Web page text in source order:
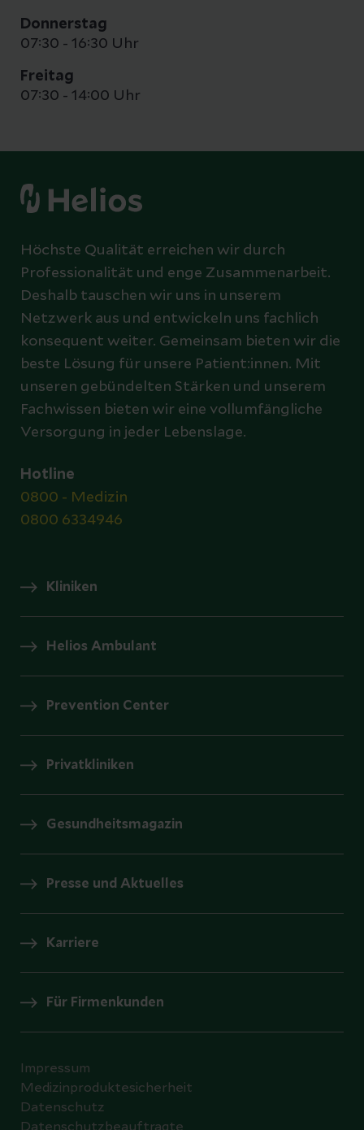
Donnerstag
07:30 - 16:30 Uhr
Freitag
07:30 - 14:00 Uhr
Höchste Qualität erreichen wir durch
Professionalität und enge Zusammenarbeit.
Deshalb tauschen wir uns in unserem
Netzwerk aus und entwickeln uns fachlich
konsequent weiter. Gemeinsam bieten wir die
beste Lösung für unsere Patient:innen. Mit
unseren gebündelten Stärken und unserem
Fachwissen bieten wir eine vollumfängliche
Versorgung in jeder Lebenslage.
Hotline
0800 - Medizin
0800 6334946
Kliniken
Helios Ambulant
Prevention Center
Privatkliniken
Gesundheitsmagazin
Presse und Aktuelles
Karriere
Für Firmenkunden
Impressum
Medizinproduktesicherheit
Datenschutz
Datenschutzbeauftragte